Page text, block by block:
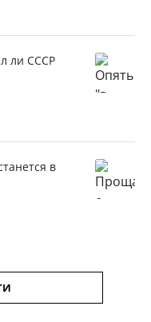
ли СССР
в